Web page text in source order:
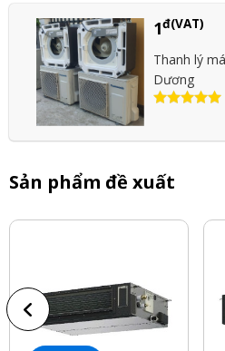
1đ(VAT)
Thanh lý
Dương
Sản phẩm đề xuất